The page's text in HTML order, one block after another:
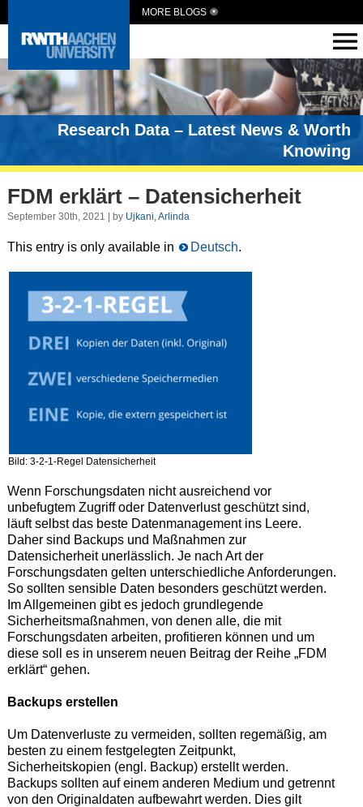
MORE BLOGS
Research Data – Latest News & Worth
Knowing
FDM erklärt – Datensicherheit
September 30th, 2021 | by Ujkani, Arlinda
This entry is only available in Deutsch.
Bild: 3-2-1-Regel Datensicherheit
Wenn Forschungsdaten nicht ausreichend vor
unbefugtem Zugriff oder Datenverlust geschützt sind,
läuft selbst das beste Datenmanagement ins Leere.
Daher sind Backups und Maßnahmen zur
Datensicherheit unerlässlich. Je nach Art der
Forschungsdaten gelten unterschiedliche Anforderungen.
So sollten sensible Daten besonders geschützt werden.
Im Allgemeinen gibt es jedoch grundlegende
Sicherheitsmaßnahmen, von denen alle, die mit
Forschungsdaten arbeiten, profitieren können und um
diese soll es in unserem neuen Beitrag der Reihe „FDM
erklärt“ gehen.
Backups erstellen
Um Datenverluste zu vermeiden, sollten regemäßig, am
besten zu einem festgelegten Zeitpunkt,
Sicherheitskopien (engl. Backup) erstellt werden.
Backups sollten auf einem anderen Medium und getrennt
von den Originaldaten aufbewahrt werden. Dies gilt